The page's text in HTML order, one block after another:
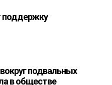
поддержку
подвальных
в обществе